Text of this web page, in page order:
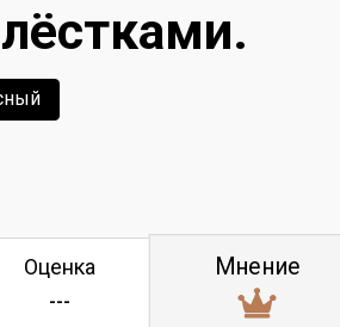
Оценка
---
Мнение